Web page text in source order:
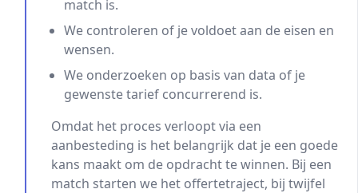
match is.
We controleren of je voldoet aan de eisen en
wensen.
We onderzoeken op basis van data of je
gewenste tarief concurrerend is.
Omdat het proces verloopt via een
aanbesteding is het belangrijk dat je een goede
kans maakt om de opdracht te winnen. Bij een
match starten we het offertetraject, bij twijfel